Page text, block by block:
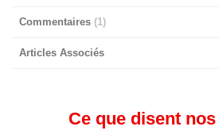
Commentaires 1
Articles Associés
Ce que disent